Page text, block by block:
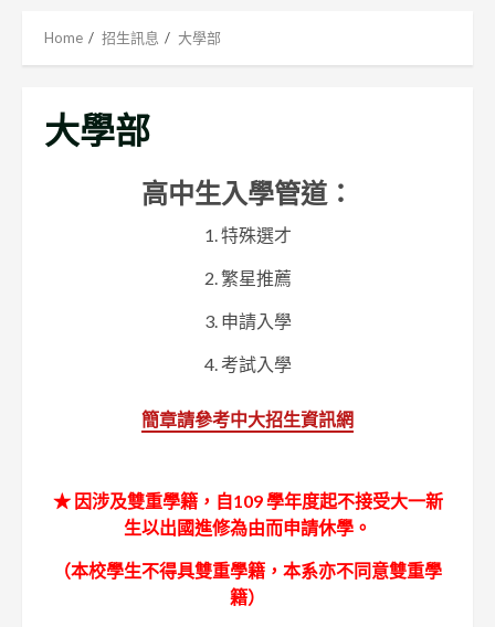
Home 招生訊息 大學部
大學部
高中生入學管道：
1. 特殊選才
2. 繁星推薦
3. 申請入學
4. 考試入學
簡章請參考中大招生資訊網
★ 因涉及雙重學籍，自109 學年度起不接受大一新
生以出國進修為由而申請休學。
（本校學生不得具雙重學籍，本系亦不同意雙重學
籍）